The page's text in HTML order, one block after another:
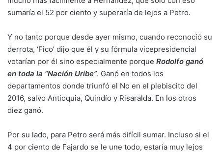
sumaría el 52 por ciento y superaría de lejos a Petro.
Y no tanto porque desde ayer mismo, cuando reconoció su
derrota, ‘Fico’ dijo que él y su fórmula vicepresidencial
votarían por él sino especialmente porque Rodolfo ganó
en toda la “Nación Uribe”. Ganó en todos los
departamentos donde triunfó el No en el plebiscito del
2016, salvo Antioquia, Quindío y Risaralda. En los otros
diez ganó.
Por su lado, para Petro será más difícil sumar. Incluso si el
4 por ciento de Fajardo se le une todo, estaría muy lejos